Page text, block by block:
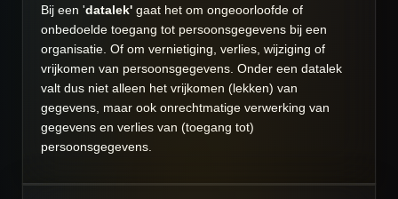
Bij een 'datalek' gaat het om ongeoorloofde of
onbedoelde toegang tot persoonsgegevens bij een
organisatie. Of om vernietiging, verlies, wijziging of
vrijkomen van persoonsgegevens. Onder een datalek
valt dus niet alleen het vrijkomen (lekken) van
gegevens, maar ook onrechtmatige verwerking van
gegevens en verlies van (toegang tot)
persoonsgegevens.